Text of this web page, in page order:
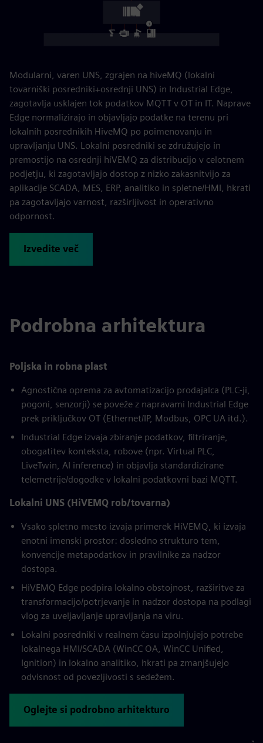
Modularni, varen UNS, zgrajen na hiveMQ (lokalni
tovarniški posredniki+osrednji UNS) in Industrial Edge,
zagotavlja usklajen tok podatkov MQTT v OT in IT. Naprave
Edge normalizirajo in objavljajo podatke na terenu pri
lokalnih posrednikih HiveMQ po poimenovanju in
upravljanju UNS. Lokalni posredniki se združujejo in
premostijo na osrednji hiVEMQ za distribucijo v celotnem
podjetju, ki zagotavljajo dostop z nizko zakasnitvijo za
aplikacije SCADA, MES, ERP, analitiko in spletne/HMI, hkrati
pa zagotavljajo varnost, razširljivost in operativno
odpornost.
Izvedite več
Podrobna arhitektura
Poljska in robna plast
Agnostična oprema za avtomatizacijo prodajalca (PLC-ji,
pogoni, senzorji) se poveže z napravami Industrial Edge
prek priključkov OT (Ethernet/IP, Modbus, OPC UA itd.).
Industrial Edge izvaja zbiranje podatkov, filtriranje,
obogatitev konteksta, robove (npr. Virtual PLC,
LiveTwin, AI inference) in objavlja standardizirane
telemetrije/dogodke v lokalni podatkovni bazi MQTT.
Lokalni UNS (HiVEMQ rob/tovarna)
Vsako spletno mesto izvaja primerek HiVEMQ, ki izvaja
enotni imenski prostor: dosledno strukturo tem,
konvencije metapodatkov in pravilnike za nadzor
dostopa.
HiVEMQ Edge podpira lokalno obstojnost, razširitve za
transformacijo/potrjevanje in nadzor dostopa na podlagi
vlog za uveljavljanje upravljanja na viru.
Lokalni posredniki v realnem času izpolnjujejo potrebe
lokalnega HMI/SCADA (WinCC OA, WinCC Unified,
Ignition) in lokalno analitiko, hkrati pa zmanjšujejo
odvisnost od povezljivosti s sedežem.
Oglejte si podrobno arhitekturo